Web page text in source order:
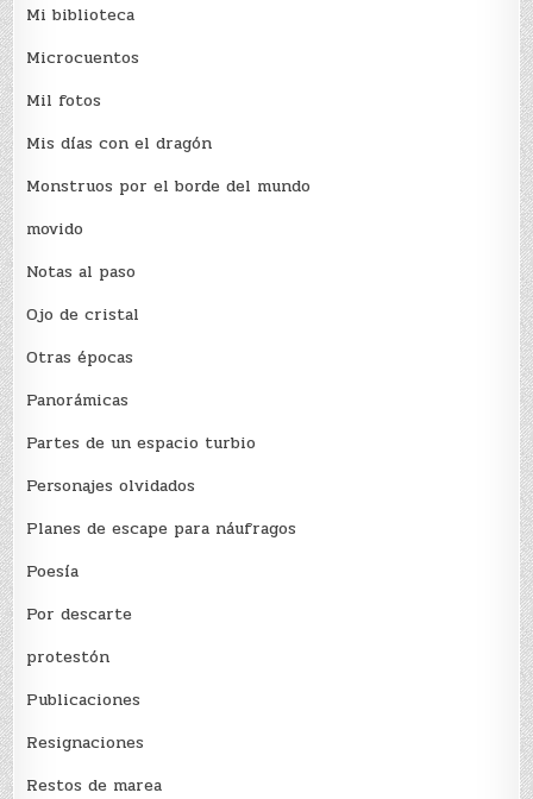
Mi biblioteca
Microcuentos
Mil fotos
Mis días con el dragón
Monstruos por el borde del mundo
movido
Notas al paso
Ojo de cristal
Otras épocas
Panorámicas
Partes de un espacio turbio
Personajes olvidados
Planes de escape para náufragos
Poesía
Por descarte
protestón
Publicaciones
Resignaciones
Restos de marea